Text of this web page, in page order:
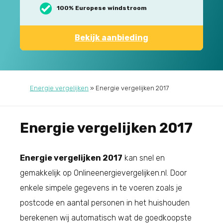
100% Europese windstroom
Bekijk aanbieding
Energie vergelijken » Energie vergelijken 2017
Energie vergelijken 2017
Energie vergelijken 2017 kan snel en
gemakkelijk op Onlineenergievergelijken.nl. Door
enkele simpele gegevens in te voeren zoals je
postcode en aantal personen in het huishouden
berekenen wij automatisch wat de goedkoopste